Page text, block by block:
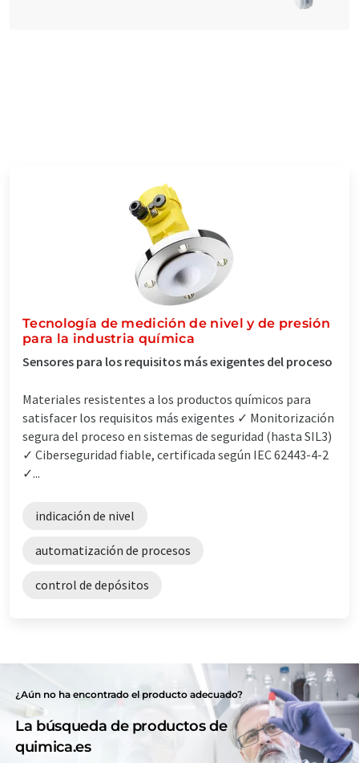
Tecnología de medición de nivel y de presión
para la industria química
Sensores para los requisitos más exigentes del proceso
Materiales resistentes a los productos químicos para
satisfacer los requisitos más exigentes ✓ Monitorización
segura del proceso en sistemas de seguridad (hasta SIL3)
✓ Ciberseguridad fiable, certificada según IEC 62443-4-2
✓...
indicación de nivel
automatización de procesos
control de depósitos
¿Aún no ha encontrado el producto adecuado?
La búsqueda de productos de
quimica.es